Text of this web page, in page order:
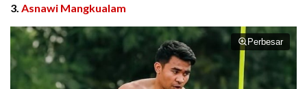
3. Asnawi Mangkualam
Perbesar